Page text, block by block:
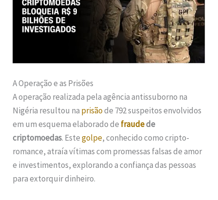
A Operação e as Prisões
A operação realizada pela agência antissuborno na
Nigéria resultou na prisãode 792 suspeitos envolvidos
em um esquema elaborado de fraudede
criptomoedas. Estegolpe, conhecido como cripto-
romance, atraía vítimas com promessas falsas de amor
e investimentos, explorando a confiança das pessoas
para extorquir dinheiro.